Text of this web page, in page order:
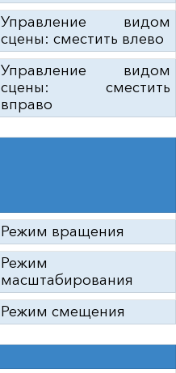
Управление видом
сцены: сместить влево
Управление видом
сцены: сместить
вправо
Режим вращения
Режим
масштабирования
Режим смещения